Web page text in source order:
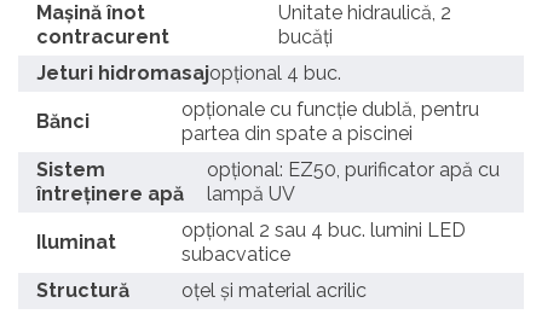
Mașină înot
contracurent
Unitate hidraulică, 2
bucăți
Jeturi hidromasajopțional 4 buc.
Bănci
opționale cu funcție dublă, pentru
partea din spate a piscinei
Sistem
întreținere apă
opțional: EZ50, purificator apă cu
lampă UV
Iluminat
opțional 2 sau 4 buc. lumini LED
subacvatice
Structură
oțel și material acrilic